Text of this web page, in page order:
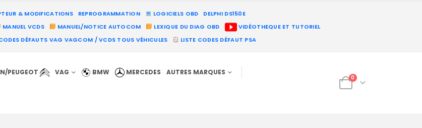
& MODIFICATIONS REPROGRAMMATION LOGICIELS OBD
DELPHI DS150E
MANUEL VCDS MANUEL/NOTICE AUTOCOM LEXIQUE DU DIAG OBD
VIDÉOTHEQUE ET TUTORIEL
DÉFAUTS VAG VAGCOM / VCDS TOUS VÉHICULES LISTE CODES DÉFAUT PSA
PEUGEOT VAG BMW MERCEDES AUTRES MARQUES
0